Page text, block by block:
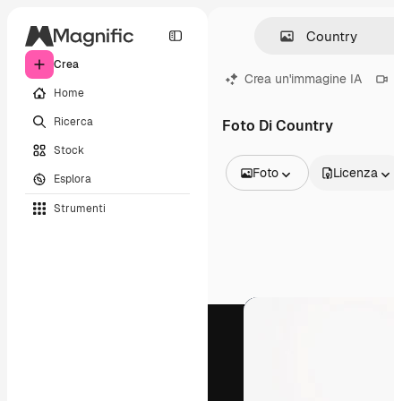
Crea
Home
Ricerca
Stock
Esplora
Strumenti
Crea un'immagine IA
Foto Di Country
Foto
Video
Licenza